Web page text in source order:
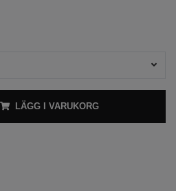
LÄGG I VARUKORG